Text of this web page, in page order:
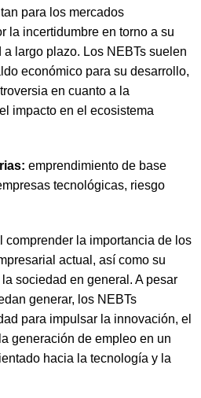
para los mercados
la incertidumbre en torno a su
largo plazo. Los NEBTs suelen
económico para su desarrollo,
en cuanto a la
impacto en el ecosistema
emprendimiento de base
tecnológicas, riesgo
comprender la importancia de los
actual, así como su
sociedad en general. A pesar
generar, los NEBTs
para impulsar la innovación, el
generación de empleo en un
hacia la tecnología y la